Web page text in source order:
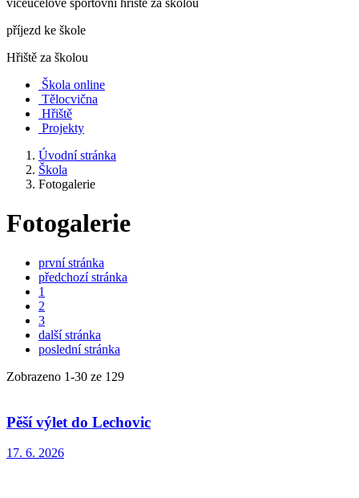
viceúčelové sportovní hřiště za školou
příjezd ke škole
Hřiště za školou
Škola online
Tělocvična
Hřiště
Projekty
Úvodní stránka
Škola
Fotogalerie
Fotogalerie
první stránka
předchozí stránka
1
2
3
další stránka
poslední stránka
Zobrazeno 1-30 ze 129
Pěší výlet do Lechovic
17. 6. 2026